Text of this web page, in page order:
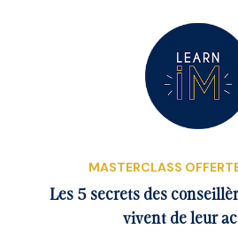
MASTERCLASS
Les 5 secrets des
vivent de leur